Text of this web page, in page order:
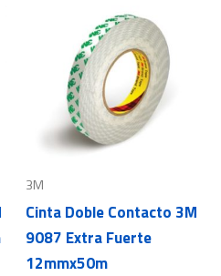
3M
Cinta Doble Contacto 3M
9087 Extra Fuerte
12mmx50m